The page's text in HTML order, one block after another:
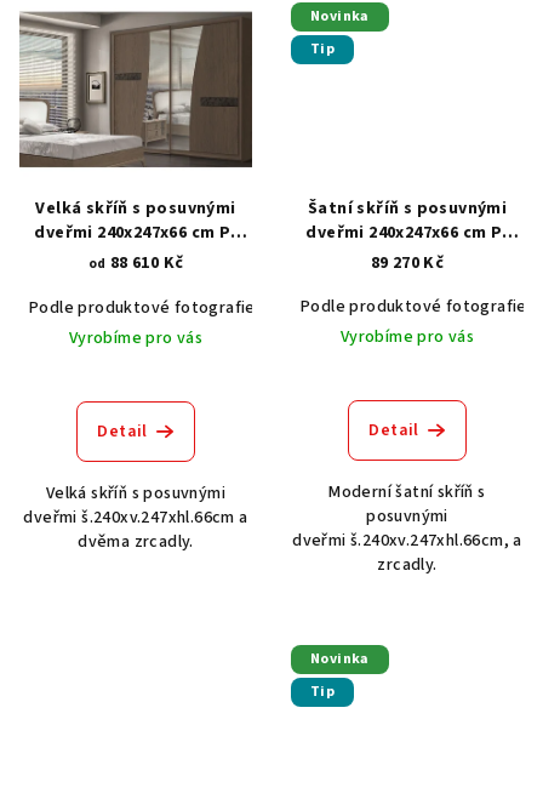
Velká skříň s posuvnými
dveřmi 240x247x66 cm P-
7299
od 88 610 Kč
Podle produktové fotografie
Akát vintage BT1551
Dub světlý
Vyrobíme pro vás
Detail
Velká skříň s posuvnými
dveřmi š.240xv.247xhl.66cm a
dvěma zrcadly.
Novinka
Tip
Šatní skříň s posuvnými
dveřmi 240x247x66 cm P-
7246
89 270 Kč
Podle produktové fotografie
Vyrobíme pro vás
Detail
Moderní šatní skříň s
posuvnými
dveřmi š.240xv.247xhl.66cm, a
zrcadly.
Novinka
Tip